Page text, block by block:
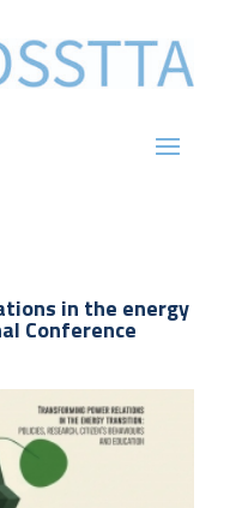
in the energy
Conference